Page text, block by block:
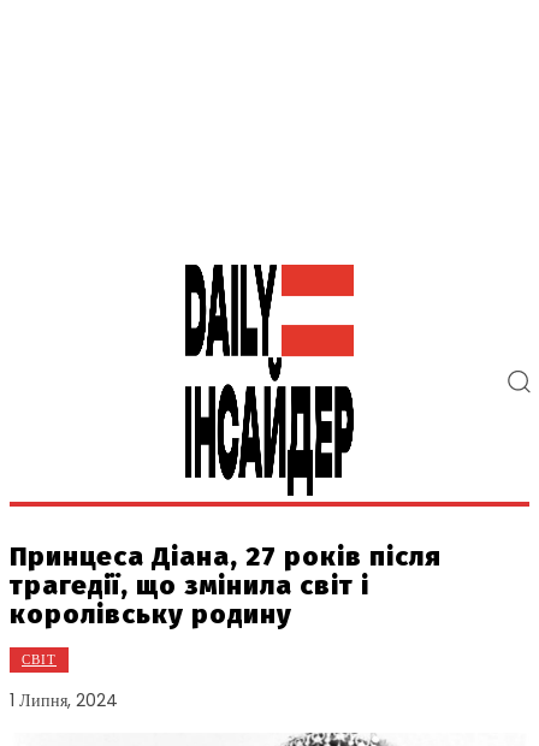
Принцеса Діана, 27 років після
трагедії, що змінила світ і
королівську родину
СВІТ
1 Липня, 2024